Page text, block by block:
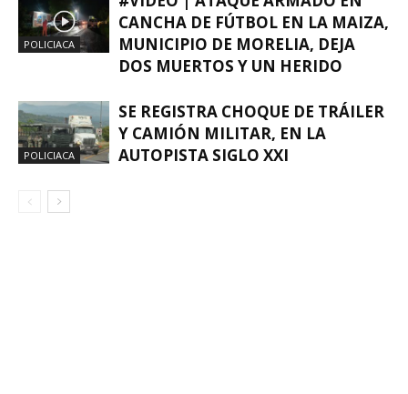
POLICIACA
CANCHA DE FÚTBOL EN LA MAIZA,
MUNICIPIO DE MORELIA, DEJA
DOS MUERTOS Y UN HERIDO
POLICIACA
SE REGISTRA CHOQUE DE TRÁILER
Y CAMIÓN MILITAR, EN LA
AUTOPISTA SIGLO XXI